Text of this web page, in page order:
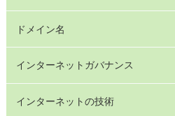
ドメイン名
インターネットガバナンス
インターネットの技術